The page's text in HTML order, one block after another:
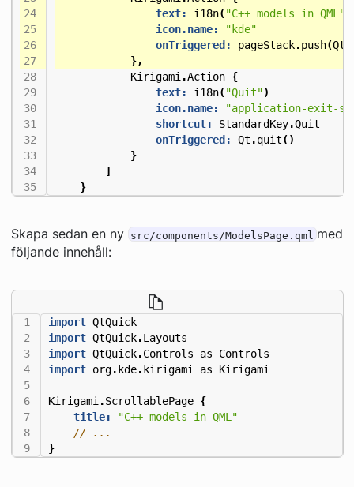
text:
i18n("C++ models in QML"
icon.name:
"kde"
onTriggered:
pageStack.push(Qt
},
Kirigami .Action {
text:
i18n("Quit")
icon.name:
"application-exit-
shortcut:
StandardKey.Quit
onTriggered:
Qt .quit()
}
]
}
Skapa sedan en ny src/components/ModelsPage.qml med
följande innehåll:
import QtQuick
import QtQuick.Layouts
import QtQuick.Controls as
Controls
import org. kde. kirigami as Kirigami
Kirigami .ScrollablePage {
title:
"C++ models in QML"
}